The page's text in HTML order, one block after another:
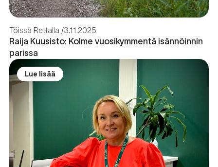
Töissä Rettalla 3.11.2025
Raija Kuusisto: Kolme vuosikymmentä isännöinnin
parissa
Lue lisää